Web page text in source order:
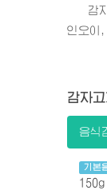
감자
인오이
감자
음식
기본
150g